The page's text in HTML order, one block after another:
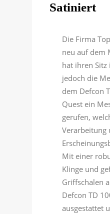
Satiniert
Die Firma
neu auf dem
hat ihren Sitz
jedoch die
dem Defcon
Quest ein
gerufen,
Verarbeitung
Mit einer
Klinge und
Griffschalen
Defcon TD
ausgestattet